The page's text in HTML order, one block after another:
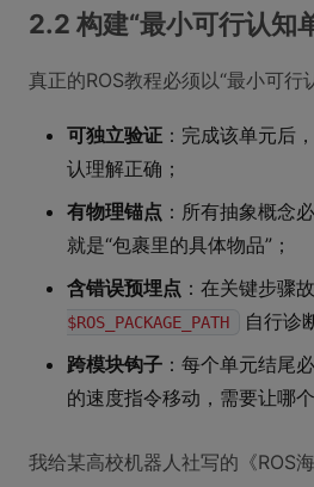
2.2 构建“最小可行认知
真正的ROS教程必须以“最小可行
可独立验证 ：完成该单元后
认理解正确；
有物理锚点 ：所有抽象概念
就是“包裹里的具体物品”；
含错误预埋点 ：在关键步骤
$ROS_PACKAGE_PATH
自行诊
跨模块钩子 ：每个单元结尾
的速度指令移动，需要让哪
我给某高校机器人社写的《ROS